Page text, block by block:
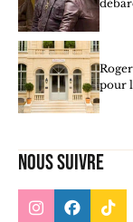
pour
Nous suivre